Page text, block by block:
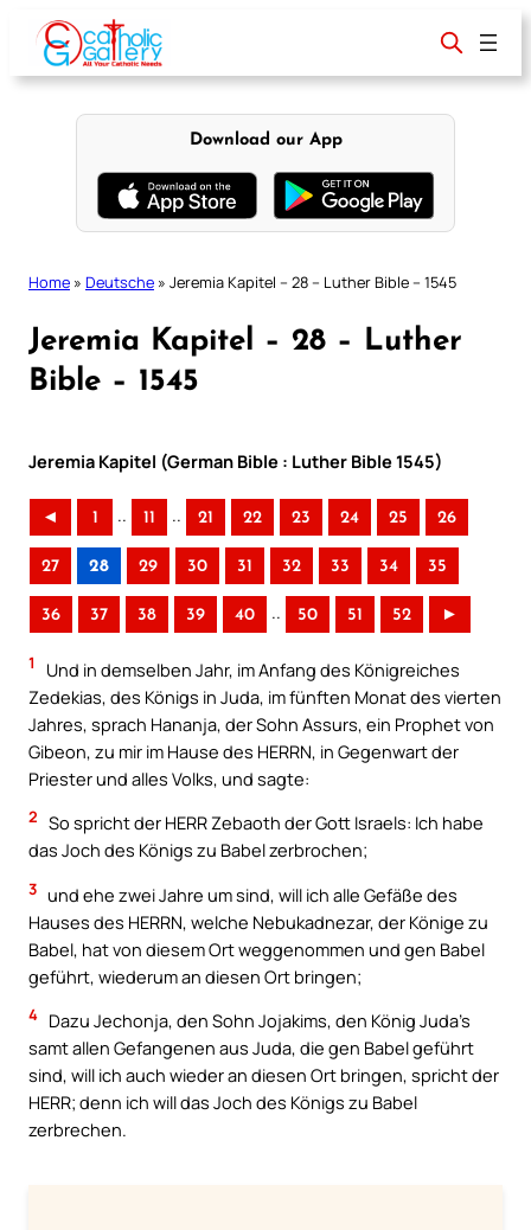
content
Download our App
Home » Deutsche » Jeremia Kapitel – 28 – Luther Bible – 1545
Jeremia Kapitel – 28 – Luther
Bible – 1545
Jeremia Kapitel (German Bible : Luther Bible 1545)
◄ 1 .. 11 .. 21 22 23 24 25 26
27 28 29 30 31 32 33 34 35
36 37 38 39 40 .. 50 51 52 ►
1
Und in demselben Jahr, im Anfang des Königreiches
Zedekias, des Königs in Juda, im fünften Monat des vierten
Jahres, sprach Hananja, der Sohn Assurs, ein Prophet von
Gibeon, zu mir im Hause des HERRN, in Gegenwart der
Priester und alles Volks, und sagte:
2 So spricht der HERR Zebaoth der Gott Israels: Ich habe
das Joch des Königs zu Babel zerbrochen;
3 und ehe zwei Jahre um sind, will ich alle Gefäße des
Hauses des HERRN, welche Nebukadnezar, der Könige zu
Babel, hat von diesem Ort weggenommen und gen Babel
geführt, wiederum an diesen Ort bringen;
4 Dazu Jechonja, den Sohn Jojakims, den König Juda’s
samt allen Gefangenen aus Juda, die gen Babel geführt
sind, will ich auch wieder an diesen Ort bringen, spricht der
HERR; denn ich will das Joch des Königs zu Babel
zerbrechen.